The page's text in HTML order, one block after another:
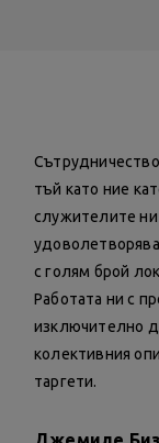
тъй като ние
служителите ни
с голям брой
Работата ни с
изключително
колективния
таргети.